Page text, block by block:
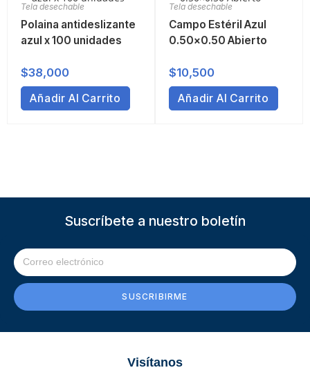
Tela desechable
Polaina antideslizante
azul x 100 unidades
$38,000
Añadir Al Carrito
Tela desechable
Campo Estéril Azul
0.50×0.50 Abierto
$10,500
Añadir Al Carrito
Suscríbete a nuestro boletín
SUSCRIBIRME
Visítanos